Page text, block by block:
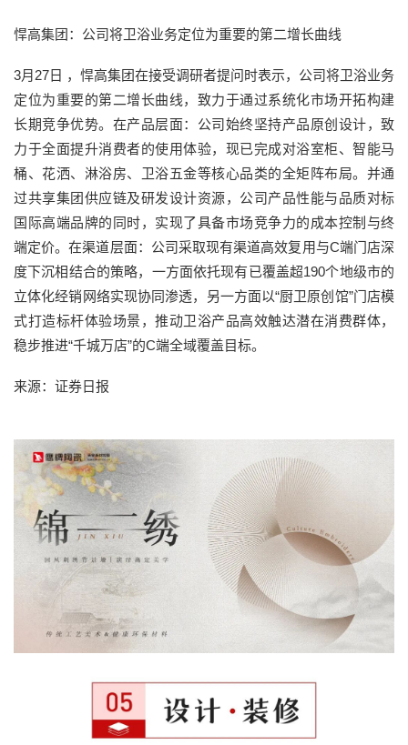
悍高集团：公司将卫浴业务定位为重要的第二增长曲线
3月27日 ，悍高集团在接受调研者提问时表示，公司将卫浴业务
定位为重要的第二增长曲线，致力于通过系统化市场开拓构建
长期竞争优势。在产品层面：公司始终坚持产品原创设计，致
力于全面提升消费者的使用体验，现已完成对浴室柜、智能马
桶、花洒、淋浴房、卫浴五金等核心品类的全矩阵布局。并通
过共享集团供应链及研发设计资源，公司产品性能与品质对标
国际高端品牌的同时，实现了具备市场竞争力的成本控制与终
端定价。在渠道层面：公司采取现有渠道高效复用与C端门店深
度下沉相结合的策略，一方面依托现有已覆盖超190个地级市的
立体化经销网络实现协同渗透，另一方面以“厨卫原创馆”门店模
式打造标杆体验场景，推动卫浴产品高效触达潜在消费群体，
稳步推进“千城万店”的C端全域覆盖目标。
来源：证券日报